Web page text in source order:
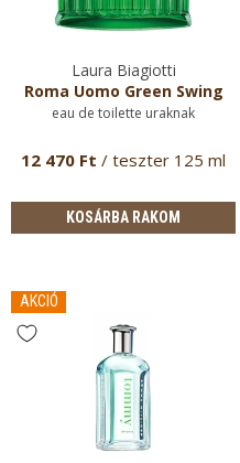
Laura Biagiotti
Roma Uomo Green Swing
eau de toilette uraknak
12 470 Ft / teszter 125 ml
KOSÁRBA RAKOM
AKCIÓ